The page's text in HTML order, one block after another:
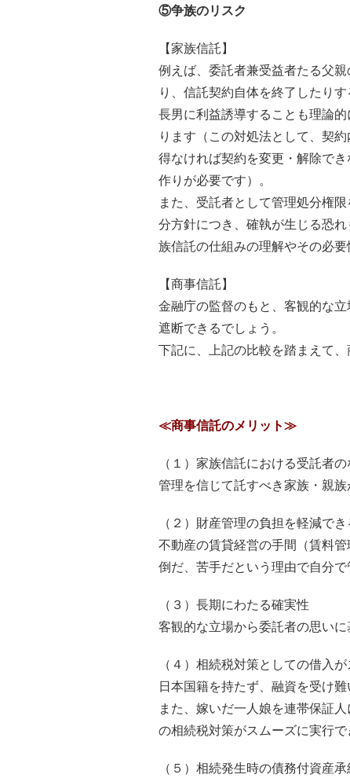
⑤争族のリスク
【家族信託】
例えば、委託者兼受益者たる父
り、信託契約自体を終了したりす
長男に利益誘導することも理論
ります（この対処法として、契
得なければ契約を変更・解除で
作りが必要です）。
また、受託者として管理処分権
分方針につき、確執が生じる恐
族信託の仕組みの理解やその必
【商事信託】
金融庁の監督のもと、客観的な
遮断できるでしょう。
下記に、上記の比較を踏まえて
≪商事信託のメリット≫
（１）家族信託における受託者
管理を信じて託すべき家族・親
（２）財産管理の負担を軽減でき
不動産の賃貸経営の手間（賃料
倒だ、苦手だという理由で自分
（３）長期にわたる確実性
客観的な立場から委託者の思い
（４）相続税対策としての借入
日本国籍を持たず、融資を受け
また、嫁いだ一人娘を連帯保証
の相続税対策がスムーズに実行で
（５）相続発生時の債務付資産